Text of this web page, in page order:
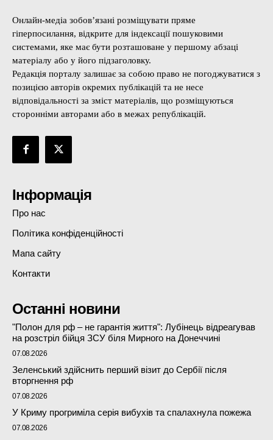
Онлайн-медіа зобов’язані розміщувати пряме
гіперпосилання, відкрите для індексації пошуковими
системами, яке має бути розташоване у першому абзаці
матеріалу або у його підзаголовку.
Редакція порталу залишає за собою право не погоджуватися з
позицією авторів окремих публікацій та не несе
відповідальності за зміст матеріалів, що розміщуються
сторонніми авторами або в межах републікацій.
Інформація
Про нас
Політика конфіденційності
Мапа сайту
Контакти
Останні новини
"Полон для рф – не гарантія життя": Лубінець відреагував
на розстріл бійця ЗСУ біля Мирного на Донеччині
07.08.2026
Зеленський здійснить перший візит до Сербії після
вторгнення рф
07.08.2026
У Криму прогриміла серія вибухів та спалахнула пожежа
07.08.2026